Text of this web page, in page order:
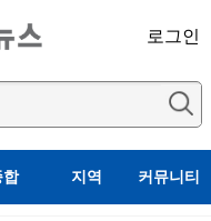
로그인
합 지역 커뮤니티